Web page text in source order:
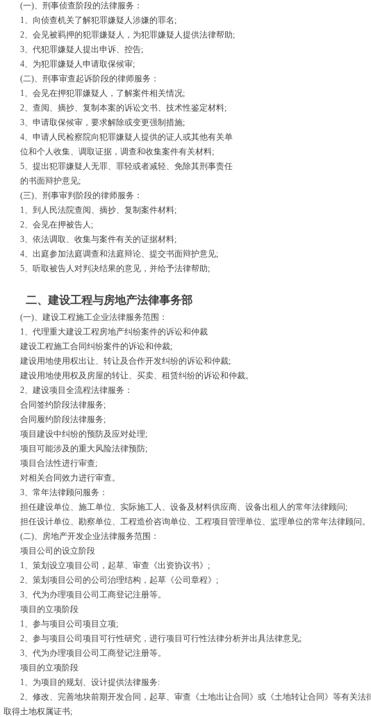
(一)、刑事侦查阶段的法律服务：
1、向侦查机关了解犯罪嫌疑人涉嫌的罪名;
2、会见被羁押的犯罪嫌疑人，为犯罪嫌疑人提供法律帮助;
3、代犯罪嫌疑人提出申诉、控告;
4、为犯罪嫌疑人申请取保候审;
(二)、刑事审查起诉阶段的律师服务：
1、会见在押犯罪嫌疑人，了解案件相关情况;
2、查阅、摘抄、复制本案的诉讼文书、技术性鉴定材料;
3、申请取保候审，要求解除或变更强制措施;
4、申请人民检察院向犯罪嫌疑人提供的证人或其他有关单
位和个人收集、调取证据，调查和收集案件有关材料;
5、提出犯罪嫌疑人无罪、罪轻或者减轻、免除其刑事责任
的书面辩护意见;
(三)、刑事审判阶段的律师服务：
1、到人民法院查阅、摘抄、复制案件材料;
2、会见在押被告人;
3、依法调取、收集与案件有关的证据材料;
4、出庭参加法庭调查和法庭辩论、提交书面辩护意见;
5、听取被告人对判决结果的意见，并给予法律帮助;
二、建设工程与房地产法律事务部
(一)、建设工程施工企业法律服务范围：
1、代理重大建设工程房地产纠纷案件的诉讼和仲裁
建设工程施工合同纠纷案件的诉讼和仲裁;
建设用地使用权出让、转让及合作开发纠纷的诉讼和仲裁;
建设用地使用权及房屋的转让、买卖、租赁纠纷的诉讼和仲裁。
2、建设项目全流程法律服务：
合同签约阶段法律服务;
合同履约阶段法律服务;
项目建设中纠纷的预防及应对处理;
项目可能涉及的重大风险法律预防;
项目合法性进行审查;
对相关合同效力进行审查。
3、常年法律顾问服务：
担任建设单位、施工单位、实际施工人、设备及材料供应商、设备出租人的常年法律顾问;
担任设计单位、勘察单位、工程造价咨询单位、工程项目管理单位、监理单位的常年法律顾问。
(二)、房地产开发企业法律服务范围：
项目公司的设立阶段
1、策划设立项目公司，起草、审查《出资协议书》;
2、策划项目公司的公司治理结构，起草《公司章程》;
3、代为办理项目公司工商登记注册等。
项目的立项阶段
1、参与项目公司项目立项;
2、参与项目公司项目可行性研究，进行项目可行性法律分析并出具法律意见;
3、代为办理项目公司工商登记注册等。
项目的立项阶段
1、为项目的规划、设计提供法律服务:
2、修改、完善地块前期开发合同，起草、审查《土地出让合同》或《土地转让合同》等有关法
取得土地权属证书;